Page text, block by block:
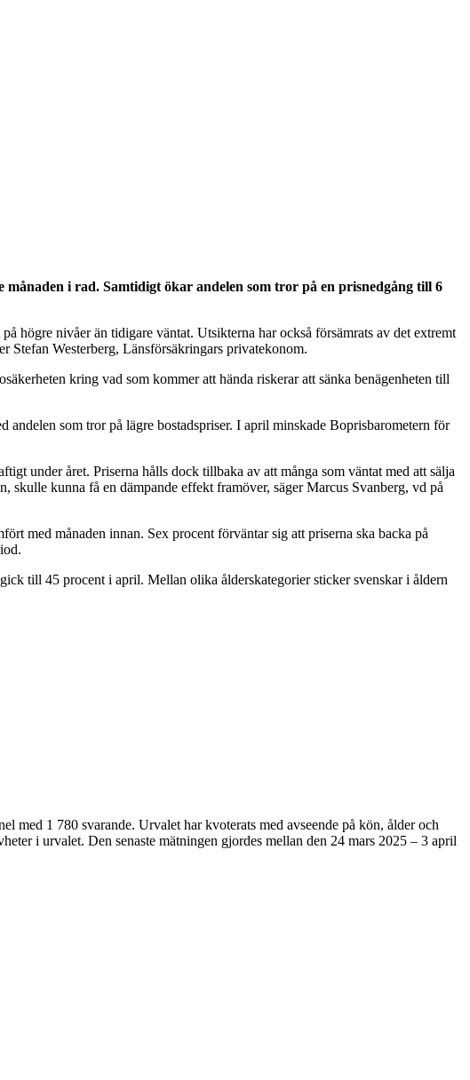
i rad. Samtidigt ökar andelen som tror på en prisnedgång till 6
högre nivåer än tidigare väntat. Utsikterna har också försämrats av det extremt
Stefan Westerberg, Länsförsäkringars privatekonom.
kring vad som kommer att hända riskerar att sänka benägenheten till
som tror på lägre bostadspriser. I april minskade Boprisbarometern för
under året. Priserna hålls dock tillbaka av att många som väntat med att sälja
kunna få en dämpande effekt framöver, säger Marcus Svanberg, vd på
med månaden innan. Sex procent förväntar sig att priserna ska backa på
till 45 procent i april. Mellan olika ålderskategorier sticker svenskar i åldern
med 1 780 svarande. Urvalet har kvoterats med avseende på kön, ålder och
i urvalet. Den senaste mätningen gjordes mellan den 24 mars 2025 – 3 april